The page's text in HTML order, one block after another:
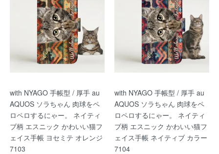
with NYAGO 手帳型 / 厚手 au
AQUOS ソラちゃん 肉球をペ
ロペロするにゃー。 ネイティ
ブ柄 エスニック かわいい猫フ
ェイス手帳 ヨセミテ オレンジ
7103
with NYAGO 手帳型 / 厚手 au
AQUOS ソラちゃん 肉球をペ
ロペロするにゃー。 ネイティ
ブ柄 エスニック かわいい猫フ
ェイス手帳 ネイティブ カラー
7104